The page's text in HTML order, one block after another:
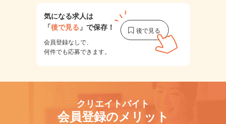
気になる求人は
「後で見る 」で保存！
会員登録なしで、
何件でも応募できます。
クリエイトバイト
会員登録のメリット